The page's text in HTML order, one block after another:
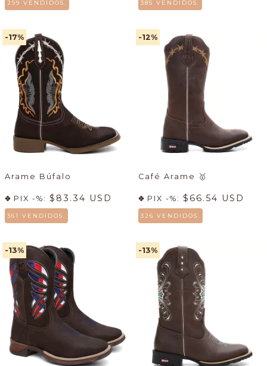
299 VENDIDOS. 385 VENDIDOS.
-17%
Arame Búfalo
PIX -%: $83.34 USD
361 VENDIDOS.
-12%
Café Arame 🥇
PIX -%: $66.54 USD
326 VENDIDOS.
-13% -13%